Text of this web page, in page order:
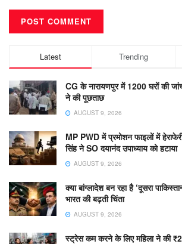
Latest Trending
CG के नारायणपुर में 1200 घरों की
ने की पूछताछ
AUGUST 9, 2026
MP PWD में प्रमोशन फाइलों में
सिंह ने SO दयानंद उपाध्याय को हटाया
AUGUST 9, 2026
क्या बांग्लादेश बन रहा है ‘दूसरा
भारत की बढ़ती चिंता
AUGUST 9, 2026
स्ट्रेस कम करने के लिए महिला ने की